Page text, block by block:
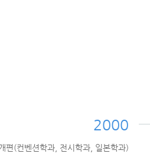
2000
편(컨벤션학과, 전시학과, 일본학과)